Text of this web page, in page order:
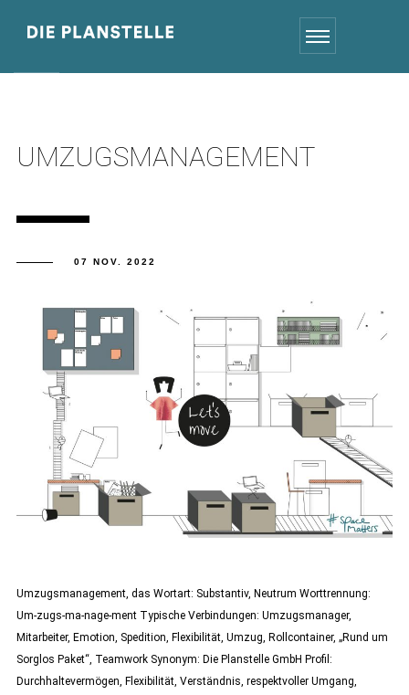
UMZUGSMANAGEMENT
07 NOV. 2022
Umzugsmanagement, das Wortart: Substantiv, Neutrum Worttrennung:
Um-zugs-ma-nage-ment Typische Verbindungen: Umzugsmanager,
Mitarbeiter, Emotion, Spedition, Flexibilität, Umzug, Rollcontainer, „Rund um
Sorglos Paket“, Teamwork Synonym: Die Planstelle GmbH Profil:
Durchhaltevermögen, Flexibilität, Verständnis, respektvoller Umgang,